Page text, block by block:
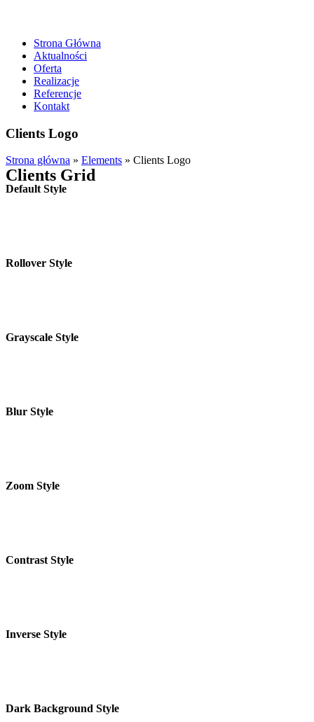
Strona Główna
Aktualności
Oferta
Realizacje
Referencje
Kontakt
Clients Logo
Strona główna » Elements » Clients Logo
Clients Grid
Default Style
Rollover Style
Grayscale Style
Blur Style
Zoom Style
Contrast Style
Inverse Style
Dark Background Style